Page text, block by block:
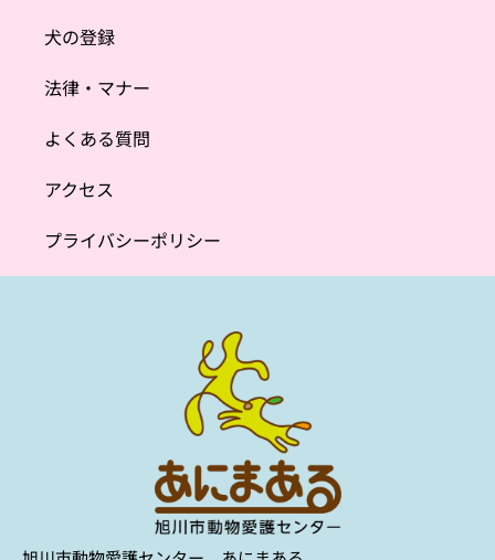
犬の登録
法律・マナー
よくある質問
アクセス
プライバシーポリシー